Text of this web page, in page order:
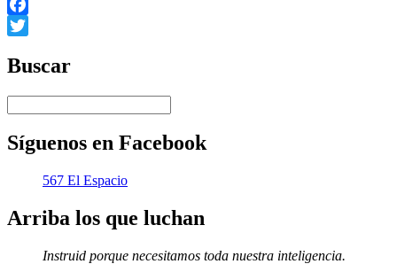
Facebook
Buscar
Síguenos en Facebook
567 El Espacio
Arriba los que luchan
Instruid porque necesitamos toda nuestra inteligencia.